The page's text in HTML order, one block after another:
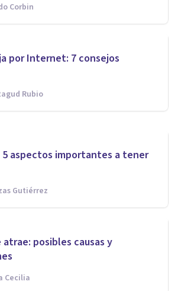
Corbin
por Internet: 7 consejos
Rubio
enfada y no me
ocurre y qué
Mimenza
5 aspectos importantes a tener
Gutiérrez
atrae: posibles causas y
Cecilia